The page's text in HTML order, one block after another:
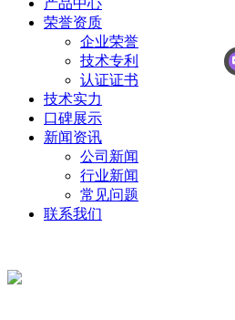
产品中心
荣誉资质
企业荣誉
技术专利
认证证书
技术实力
口碑展示
新闻资讯
公司新闻
行业新闻
常见问题
联系我们